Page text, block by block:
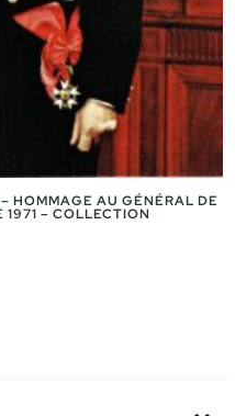
HOMMAGE AU GÉNÉRAL DE
– COLLECTION